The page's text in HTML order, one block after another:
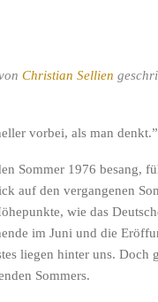
Christian Sellien
vorbei, als man denkt.”
Sommer 1976 besang,
auf den vergangenen
wie das
im Juni und die
liegen hinter uns. Doch
Sommers.